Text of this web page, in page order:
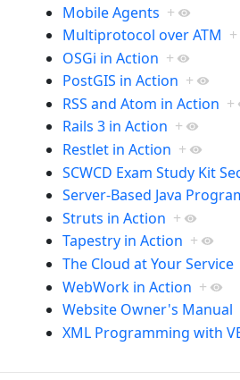
Mobile Agents +
Multiprotocol over ATM +
OSGi in Action +
PostGIS in Action +
RSS and Atom in Action +
Rails 3 in Action +
Restlet in Action +
SCWCD Exam Study Kit
Server-Based Java
Struts in Action +
Tapestry in Action +
The Cloud at Your Service
WebWork in Action +
Website Owner's Manual
XML Programming with